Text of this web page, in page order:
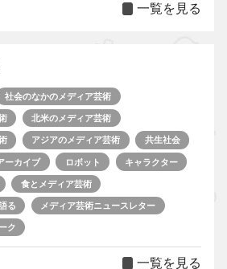
一覧を見る
社会のなかのメディア芸術
北米のメディア芸術
アジアのメディア芸術 共生社会
ーカイブ ロボット キャラクター
食とメディア芸術
る メディア芸術ニュースレター
ク
一覧を見る